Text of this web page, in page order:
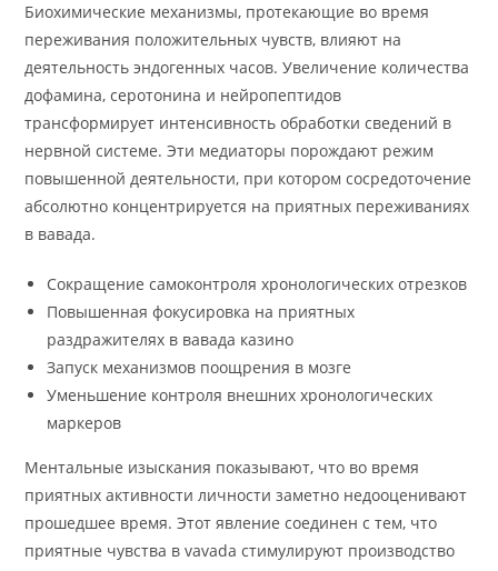
Биохимические механизмы, протекающие во время
переживания положительных чувств, влияют на
деятельность эндогенных часов. Увеличение количества
дофамина, серотонина и нейропептидов
трансформирует интенсивность обработки сведений в
нервной системе. Эти медиаторы порождают режим
повышенной деятельности, при котором сосредоточение
абсолютно концентрируется на приятных переживаниях
в вавада.
Сокращение самоконтроля хронологических отрезков
Повышенная фокусировка на приятных
раздражителях в вавада казино
Запуск механизмов поощрения в мозге
Уменьшение контроля внешних хронологических
маркеров
Ментальные изыскания показывают, что во время
приятных активности личности заметно недооценивают
прошедшее время. Этот явление соединен с тем, что
приятные чувства в vavada стимулируют производство